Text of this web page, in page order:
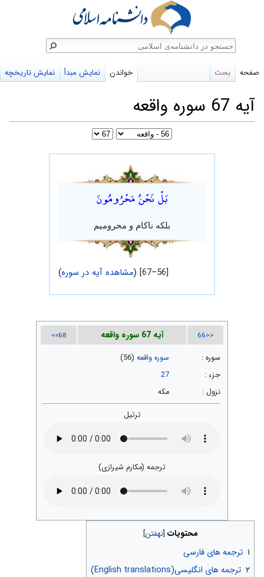
آیه 67 سوره واقعه
بَلْ نَحْنُ مَحْرُومُونَ
بلکه ناکام و محرومیم
[56–67] ( مشاهده آیه در سوره)
<<66 آیه 67 سوره واقعه 68>>
سوره : سوره واقعه (56)
جزء :
27
نزول :
مکه
ترتیل
ترجمه (مکارم شیرازی)
محتویات
۱ ترجمه های فارسی
۲ ترجمه های انگلیسی(English translations)
صفحه بحث خواندن نمایش مبدأ نمایش تاریخچه
جستجو